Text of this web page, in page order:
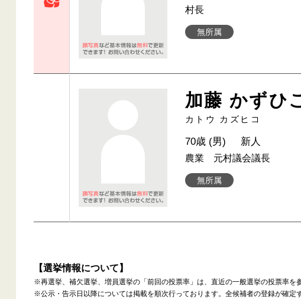
無所属
村長
加藤 かずひ
カトウ カズヒコ
無所属
70歳 (男) 新人
農業 元村議会議長
【選挙情報について】
※再選挙、補欠選挙、増員選挙の「前回の投票率」は、直近の一般選挙の投票率を
※公示・告示日以降については掲載を順次行っております。全候補者の登録が確定